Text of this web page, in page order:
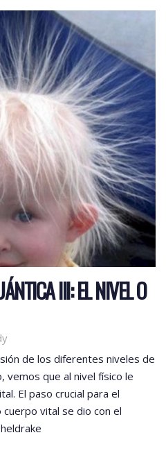
III: EL NIVEL O
de los diferentes niveles de
vemos que al nivel físico le
El paso crucial para el
vital se dio con el